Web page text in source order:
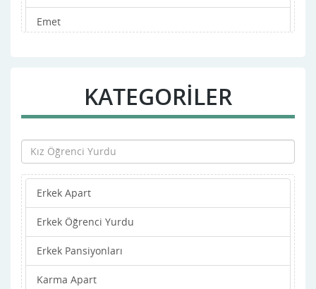
Emet
Pazarlar
Şaphane
Simav
Tavşanlı
KATEGORİLER
Erkek Apart
Erkek Öğrenci Yurdu
Erkek Pansiyonları
Karma Apart